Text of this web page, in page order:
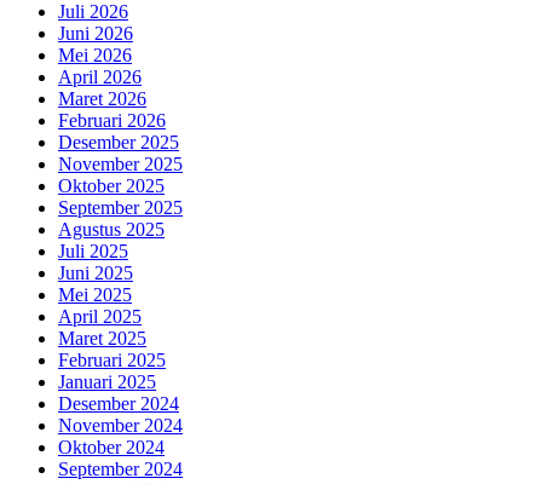
Juli 2026
Juni 2026
Mei 2026
April 2026
Maret 2026
Februari 2026
Desember 2025
November 2025
Oktober 2025
September 2025
Agustus 2025
Juli 2025
Juni 2025
Mei 2025
April 2025
Maret 2025
Februari 2025
Januari 2025
Desember 2024
November 2024
Oktober 2024
September 2024